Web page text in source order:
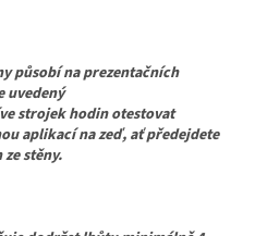
působí na prezentačních
uvedený
strojek hodin otestovat
aplikací na zeď, ať předejdete
stěny.